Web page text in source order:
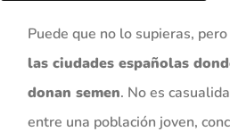
Puede que no lo supieras, pero
las ciudades españolas
donan semen. No es
entre una población joven,